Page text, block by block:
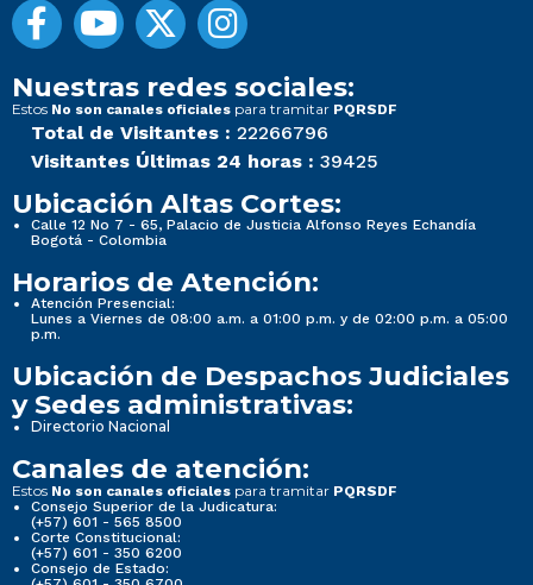
Nuestras redes sociales:
Estos No son canales oficiales para tramitar PQRSDF
Total de Visitantes : 22266796
Visitantes Últimas 24 horas : 39425
Ubicación Altas Cortes:
Calle 12 No 7 - 65, Palacio de Justicia Alfonso Reyes Echandía
Bogotá - Colombia
Horarios de Atención:
Atención Presencial:
Lunes a Viernes de 08:00 a.m. a 01:00 p.m. y de 02:00 p.m. a 05:00
p.m.
Ubicación de Despachos Judiciales
y Sedes administrativas:
Directorio Nacional
Canales de atención:
Estos No son canales oficiales para tramitar PQRSDF
Consejo Superior de la Judicatura:
(+57) 601 - 565 8500
Corte Constitucional:
(+57) 601 - 350 6200
Consejo de Estado: